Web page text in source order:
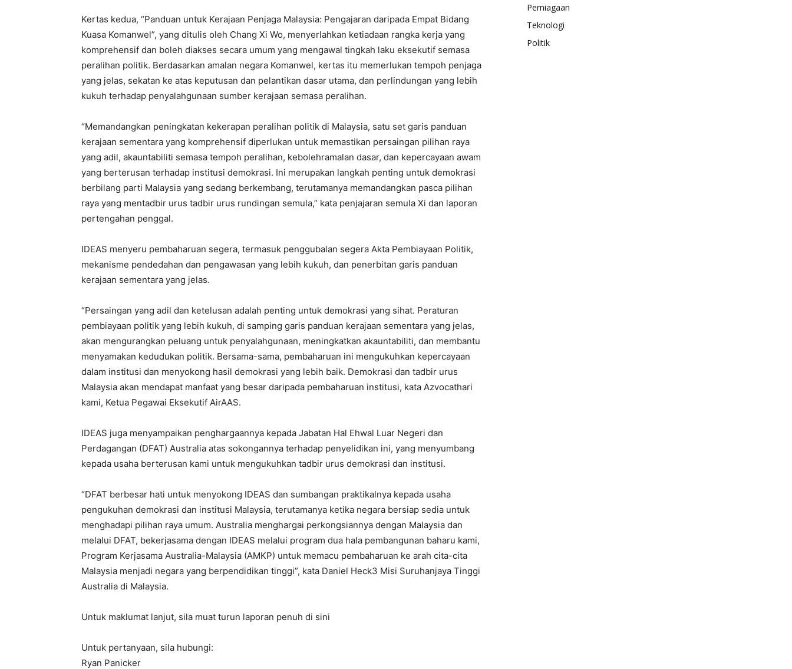
Kertas kedua, “Panduan untuk Kerajaan Penjaga Malaysia: Pengajaran daripada Empat Bidang
Kuasa Komanwel”, yang ditulis oleh Chang Xi Wo, menyerlahkan ketiadaan rangka kerja yang
komprehensif dan boleh diakses secara umum yang mengawal tingkah laku eksekutif semasa
peralihan politik. Berdasarkan amalan negara Komanwel, kertas itu memerlukan tempoh penjaga
yang jelas, sekatan ke atas keputusan dan pelantikan dasar utama, dan perlindungan yang lebih
kukuh terhadap penyalahgunaan sumber kerajaan semasa peralihan.
“Memandangkan peningkatan kekerapan peralihan politik di Malaysia, satu set garis panduan
kerajaan sementara yang komprehensif diperlukan untuk memastikan persaingan pilihan raya
yang adil, akauntabiliti semasa tempoh peralihan, kebolehramalan dasar, dan kepercayaan awam
yang berterusan terhadap institusi demokrasi. Ini merupakan langkah penting untuk demokrasi
berbilang parti Malaysia yang sedang berkembang, terutamanya memandangkan pasca pilihan
raya yang mentadbir urus tadbir urus rundingan semula,” kata penjajaran semula Xi dan laporan
pertengahan penggal.
IDEAS menyeru pembaharuan segera, termasuk penggubalan segera Akta Pembiayaan Politik,
mekanisme pendedahan dan pengawasan yang lebih kukuh, dan penerbitan garis panduan
kerajaan sementara yang jelas.
“Persaingan yang adil dan ketelusan adalah penting untuk demokrasi yang sihat. Peraturan
pembiayaan politik yang lebih kukuh, di samping garis panduan kerajaan sementara yang jelas,
akan mengurangkan peluang untuk penyalahgunaan, meningkatkan akauntabiliti, dan membantu
menyamakan kedudukan politik. Bersama-sama, pembaharuan ini mengukuhkan kepercayaan
dalam institusi dan menyokong hasil demokrasi yang lebih baik. Demokrasi dan tadbir urus
Malaysia akan mendapat manfaat yang besar daripada pembaharuan institusi, kata Azvocathari
kami, Ketua Pegawai Eksekutif AirAAS.
IDEAS juga menyampaikan penghargaannya kepada Jabatan Hal Ehwal Luar Negeri dan
Perdagangan (DFAT) Australia atas sokongannya terhadap penyelidikan ini, yang menyumbang
kepada usaha berterusan kami untuk mengukuhkan tadbir urus demokrasi dan institusi.
“DFAT berbesar hati untuk menyokong IDEAS dan sumbangan praktikalnya kepada usaha
pengukuhan demokrasi dan institusi Malaysia, terutamanya ketika negara bersiap sedia untuk
menghadapi pilihan raya umum. Australia menghargai perkongsiannya dengan Malaysia dan
melalui DFAT, bekerjasama dengan IDEAS melalui program dua hala pembangunan baharu kami,
Program Kerjasama Australia-Malaysia (AMKP) untuk memacu pembaharuan ke arah cita-cita
Malaysia menjadi negara yang berpendidikan tinggi”, kata Daniel Heck3 Misi Suruhanjaya Tinggi
Australia di Malaysia.
Untuk maklumat lanjut, sila muat turun laporan penuh di sini
Untuk pertanyaan, sila hubungi:
Ryan Panicker
Perniagaan
Teknologi
Politik